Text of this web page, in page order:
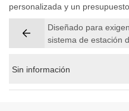
personalizada y un
Diseñado para
sistema de estación
Sin información